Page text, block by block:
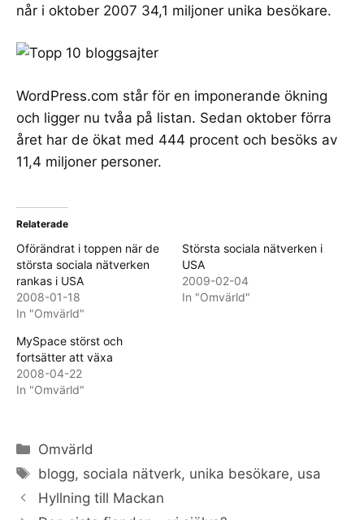
når i oktober 2007 34,1 miljoner unika besökare.
WordPress.com står för en imponerande ökning
och ligger nu tvåa på listan. Sedan oktober förra
året har de ökat med 444 procent och besöks av
11,4 miljoner personer.
Relaterade
Oförändrat i toppen när de
största sociala nätverken
rankas i USA
2008-01-18
In "Omvärld"
Största sociala nätverken i
USA
2009-02-04
In "Omvärld"
MySpace störst och
fortsätter att växa
2008-04-22
In "Omvärld"
Categories
Omvärld
Tags
blogg, sociala nätverk, unika besökare, usa
Hyllning till Mackan